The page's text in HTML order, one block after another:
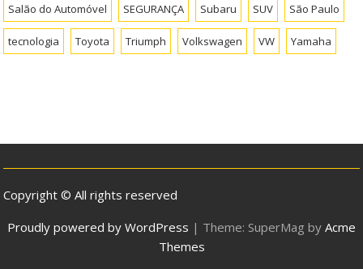
Salão do Automóvel SEGURANÇA Subaru SUV São Paulo
tecnologia Toyota Triumph Volkswagen VW Yamaha
Copyright © All rights reserved
Proudly powered by WordPress | Theme: SuperMag by Acme
Themes